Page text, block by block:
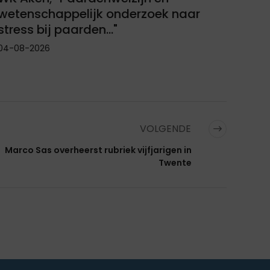
onderzoek naar
bij paarden..."
08-2026
VOLGENDE
Marco Sas overheerst rubriek vijfjarigen in
Twente